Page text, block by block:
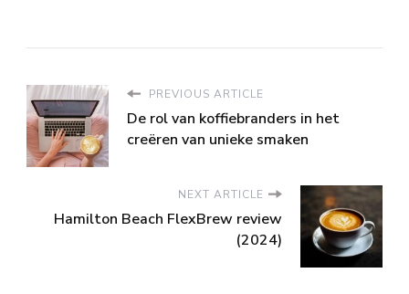
PREVIOUS ARTICLE
De rol van koffiebranders in het
creëren van unieke smaken
NEXT ARTICLE
Hamilton Beach FlexBrew review
(2024)